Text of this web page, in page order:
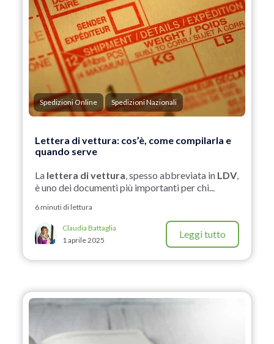
Spedizioni Online Spedizioni Nazionali
Lettera di vettura: cos’è, come compilarla e
quando serve
La lettera di vettura, spesso abbreviata in LDV,
è uno dei documenti più importanti per chi...
6 minuti di lettura
Claudia Battaglia
1 aprile 2025
Leggi tutto